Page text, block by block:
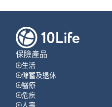
保險產品
生活
儲蓄及退休
醫療
危疾
人壽